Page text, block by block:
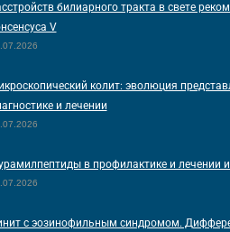
билиарного тракта в свете
V
колит: эволюция
и лечении
в профилактике и лечении
с эозинофильным синдромом.